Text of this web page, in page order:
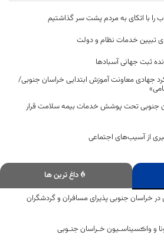
را با اتکای به مردم پشت سر گذاشتیم
تبیین خدمات نظام و دولت
ثبت جهانی آسبادها
جهادی معاونت آموزش ابتدایی خراسان جنوبی/
جنوبی تحت پوشش خدمات بیمه سلامت قرار
از آسیب‌های اجتماعی
داغ ترین ها
بومگردی در خراسان جنوبی پذیرای مسافران و گردشگران
و واڪسیناسـیون خـراسان جنـوبی